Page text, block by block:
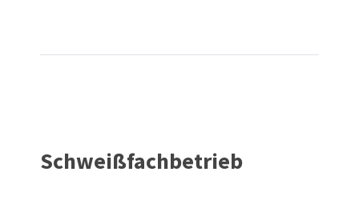
Schweißfachbetrieb